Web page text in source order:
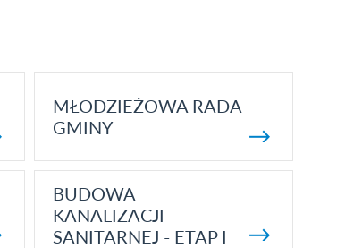
MŁODZIEŻOWA RADA
GMINY
BUDOWA
KANALIZACJI
SANITARNEJ - ETAP I